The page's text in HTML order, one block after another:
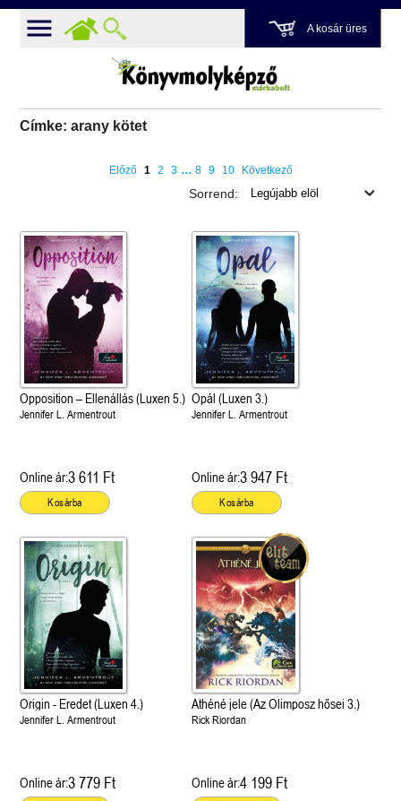
A kosár üres
Címke: arany kötet
Előző 1 2 3 ... 8 9 10 Következő
Sorrend:
Opposition – Ellenállás (Luxen 5.)
Jennifer L. Armentrout
Online ár:3 611 Ft
Kosárba
Opál (Luxen 3.)
Jennifer L. Armentrout
Online ár:3 947 Ft
Kosárba
Origin - Eredet (Luxen 4.)
Jennifer L. Armentrout
Online ár:3 779 Ft
Athéné jele (Az Olimposz hősei 3.)
Rick Riordan
Online ár:4 199 Ft